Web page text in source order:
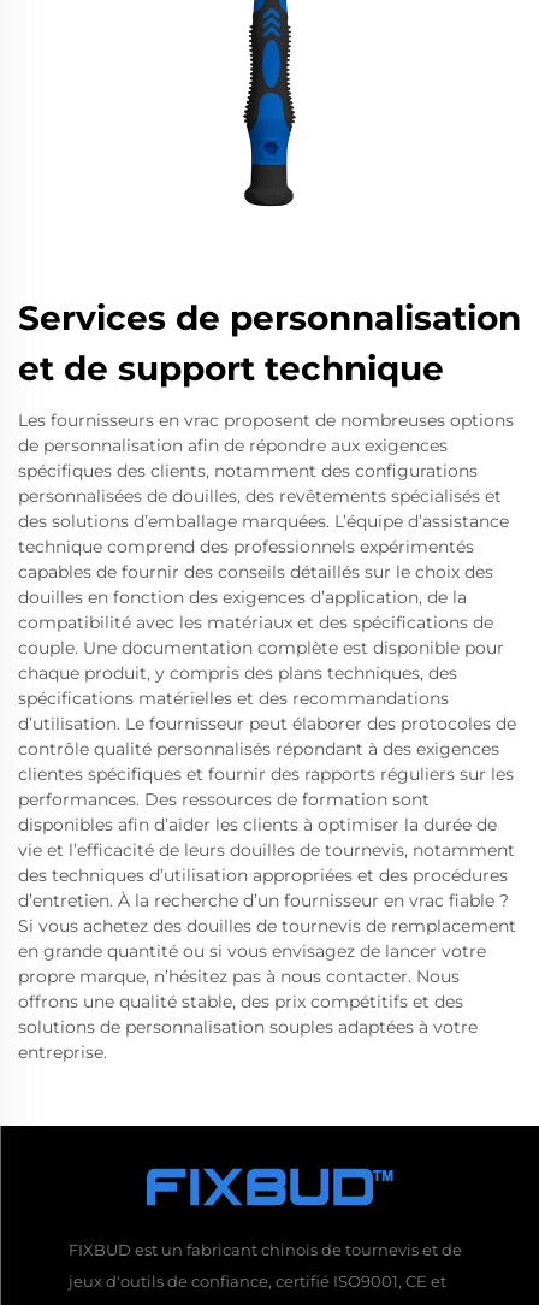
Services de personnalisation
et de support technique
Les fournisseurs en vrac proposent de nombreuses options
de personnalisation afin de répondre aux exigences
spécifiques des clients, notamment des configurations
personnalisées de douilles, des revêtements spécialisés et
des solutions d’emballage marquées. L’équipe d’assistance
technique comprend des professionnels expérimentés
capables de fournir des conseils détaillés sur le choix des
douilles en fonction des exigences d’application, de la
compatibilité avec les matériaux et des spécifications de
couple. Une documentation complète est disponible pour
chaque produit, y compris des plans techniques, des
spécifications matérielles et des recommandations
d’utilisation. Le fournisseur peut élaborer des protocoles de
contrôle qualité personnalisés répondant à des exigences
clientes spécifiques et fournir des rapports réguliers sur les
performances. Des ressources de formation sont
disponibles afin d’aider les clients à optimiser la durée de
vie et l’efficacité de leurs douilles de tournevis, notamment
des techniques d’utilisation appropriées et des procédures
d’entretien. À la recherche d’un fournisseur en vrac fiable ?
Si vous achetez des douilles de tournevis de remplacement
en grande quantité ou si vous envisagez de lancer votre
propre marque, n’hésitez pas à nous contacter. Nous
offrons une qualité stable, des prix compétitifs et des
solutions de personnalisation souples adaptées à votre
entreprise.
FIXBUD est un fabricant chinois de tournevis et de
jeux d'outils de confiance, certifié ISO9001, CE et